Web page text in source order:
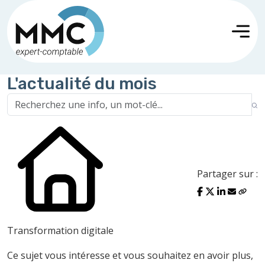
L'actualité du mois
Transformation digitale
Partager sur :
Ce sujet vous intéresse et vous souhaitez en avoir plus,